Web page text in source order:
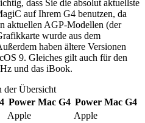
dass Sie die absolut aktuellste
auf Ihrem G4 benutzen, da
aktuellen AGP-Modellen (der
wurde aus dem
haben ältere Versionen
9. Gleiches gilt auch für den
und das iBook.
Übersicht
Power Mac G4 Power Mac G4
Apple
Apple